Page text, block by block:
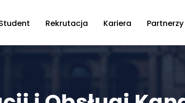
Rekrutacja Kariera Partnerzy